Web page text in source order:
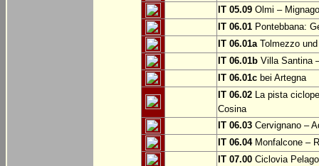
IT 05.09 Olmi –
IT 06.01 Pontebbana:
IT 06.01aTolmezzo
IT 06.01b Villa Santina
IT 06.01c bei Artegna
IT 06.02 La pista
Cosina
IT 06.03 Cervignano –
IT 06.04Monfalcone –
IT 07.00 Ciclovia